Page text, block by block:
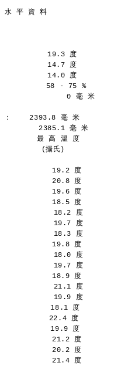
平 資 料
19.3 度
14.7 度
14.0 度
58 - 75 %
0 毫 米
：    2393.8 毫 米
2385.1 毫 米
最 高 溫 度
(攝氏)
19.2 度
20.8 度
19.6 度
18.5 度
18.2 度
19.7 度
18.3 度
19.8 度
18.0 度
19.7 度
18.9 度
21.1 度
19.9 度
18.1 度
22.4 度
19.9 度
21.2 度
20.2 度
21.4 度